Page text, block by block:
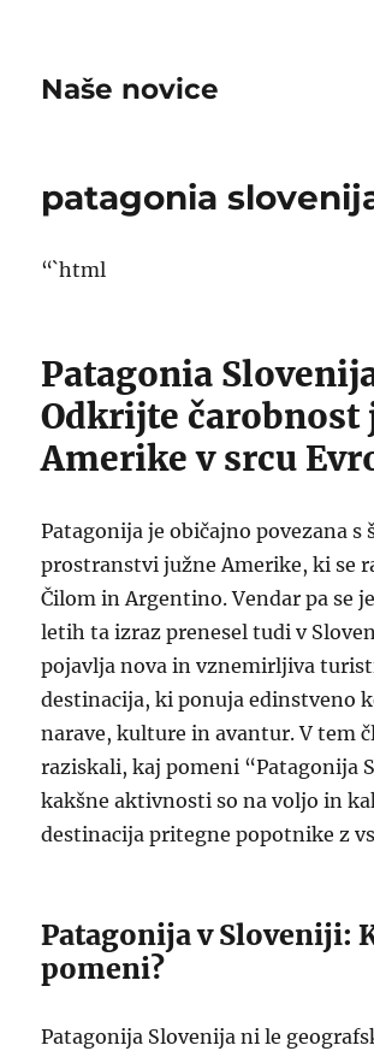
Naše novice
patagonia
“`html
Patagonia
Odkrijte čarobnost
Amerike v srcu
Patagonija je običajno povezana s
prostranstvi južne Amerike, ki se
Čilom in Argentino. Vendar pa se
letih ta izraz prenesel tudi v
pojavlja nova in vznemirljiva
destinacija, ki ponuja edinstveno
narave, kulture in avantur. V tem
raziskali, kaj pomeni “Patagonija
kakšne aktivnosti so na voljo in
destinacija pritegne popotnike z
Patagonija v Sloveniji:
pomeni?
Patagonija Slovenija ni le